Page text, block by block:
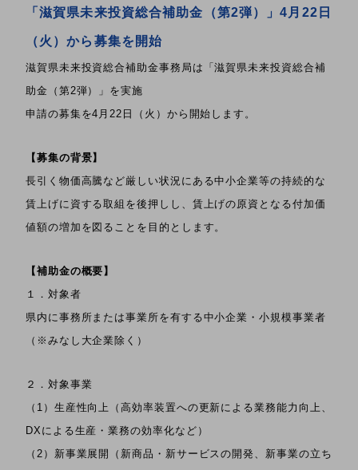
「滋賀県未来投資総合補助金（第2弾）」4月22日
（火）から募集を開始
滋賀県未来投資総合補助金事務局は「滋賀県未来投資総合補
助金（第2弾）」を実施
申請の募集を4月22日（火）から開始します。
【募集の背景】
長引く物価高騰など厳しい状況にある中小企業等の持続的な
賃上げに資する取組を後押しし、賃上げの原資となる付加価
値額の増加を図ることを目的とします。
【補助金の概要】
１．対象者
県内に事務所または事業所を有する中小企業・小規模事業者
（※みなし大企業除く）
２．対象事業
（1）生産性向上（高効率装置への更新による業務能力向上、
DXによる生産・業務の効率化など）
（2）新事業展開（新商品・新サービスの開発、新事業の立ち